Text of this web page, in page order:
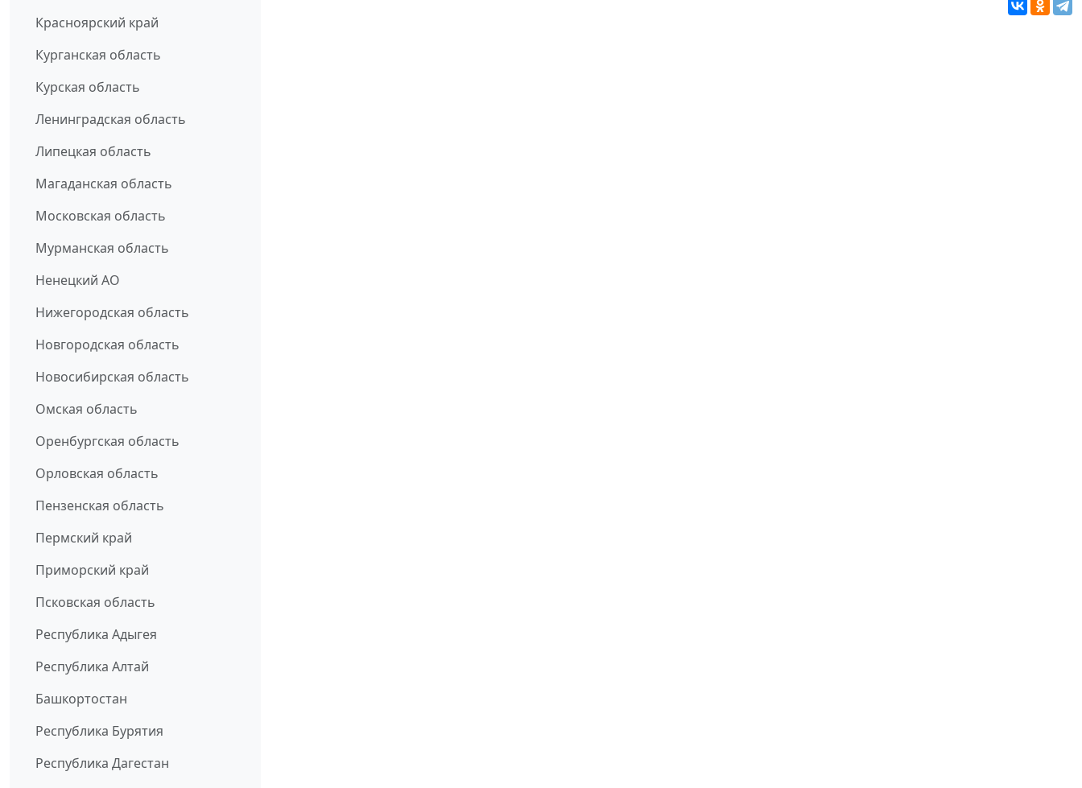
Красноярский край
Курганская область
Курская область
Ленинградская область
Липецкая область
Магаданская область
Московская область
Мурманская область
Ненецкий АО
Нижегородская область
Новгородская область
Новосибирская область
Омская область
Оренбургская область
Орловская область
Пензенская область
Пермский край
Приморский край
Псковская область
Республика Адыгея
Республика Алтай
Башкортостан
Республика Бурятия
Республика Дагестан